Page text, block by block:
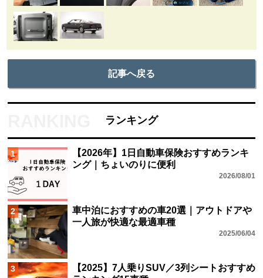
記事へ戻る
ランキング
1
【2026年】1日自動車保険おすすめランキ
ング｜ちょいのりに便利
2026/08/01
2
車中泊におすすめの車20選｜アウトドアや
一人旅が快適な最適車種
2025/06/04
3
【2025】7人乗りSUV／3列シートおすすめ